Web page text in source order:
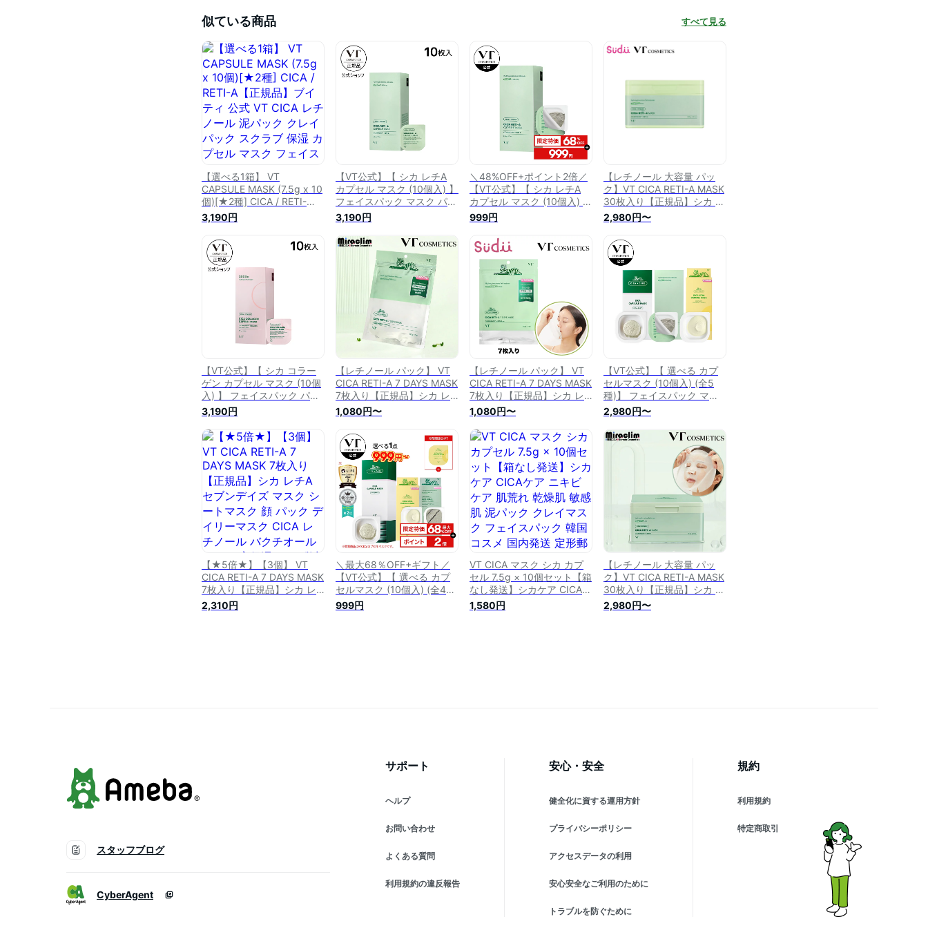
似ている商品 すべて見る
【選べる1箱】 VT
CAPSULE MASK (7.5g x 10
個)[★2種] CICA / RETI-
A【正規品】ブイティ 公式
VT CICA レチノール 泥パッ
ク クレイパック スクラブ
保湿 カプセル マスク フェ
イスパック マスク パックマ
スク 保湿 弾力 敏感肌 乾燥
肌 毛穴ケア 角質ケア
3,190円
【VT公式】【 シカ レチA
カプセル マスク (10個入) 】
フェイスパック マスク パッ
ク クリームマスク 泥パック
クレイパック スクラブ
CICA レチノール 保湿 弾力
もっちり 敏感肌 乾燥肌 毛
穴ケア 角質ケア 老廃物 黒
ずみ スキンケア エイジング
ケア 韓国 コスメ 肌
3,190円
＼48%OFF+ポイント2倍／
【VT公式】【 シカ レチA
カプセル マスク (10個入) 】
フェイスパック パック クリ
ームマスク 泥パック クレイ
パック スクラブ CICA レチ
ノール 保湿 皮脂 敏感肌 乾
燥肌 毛穴ケア 角質 老廃物
黒ずみ スキンケア エイジン
グケア 韓国 コスメ 肌_SS
999円
【レチノール 大容量 パッ
ク】VT CICA RETI-A MASK
30枚入り【正規品】シカ レ
チノール バクチオール レチ
A美容液 セラム CICA ツボ
クサ べたつかない 保湿 弾
力 皮脂 毛穴 エイジングケ
ア 高保湿 集中ケア レチパ
ック フェイスパック 顔パッ
ク レチAマスク
2,980円〜
【VT公式】【 シカ コラー
ゲン カプセル マスク (10個
入) 】 フェイスパック パッ
ク クリームマスク スクラブ
泥パック クレイパック
CICA 栄養 保湿 弾力 美容成
分 しっとり もちもち 潤い
敏感肌 乾燥肌 毛穴ケア 角
質ケア スキンケア 韓国 コ
スメ 化粧品 肌
3,190円
【レチノール パック】 VT
CICA RETI-A 7 DAYS MASK
7枚入り【正規品】シカ レ
チA セブンデイズ マスク シ
ートマスク 顔 パック デイ
リーマスク CICA レチノー
ル バクチオール パック 高
保湿 ハリ 弾力 エイジング
ケア レチノール 化粧品 シ
カマスク
1,080円〜
【レチノール パック】 VT
CICA RETI-A 7 DAYS MASK
7枚入り【正規品】シカ レ
チA セブンデイズ マスク シ
ートマスク 顔 パック デイ
リーマスク CICA レチノー
ル バクチオール パック 高
保湿 ハリ 弾力 エイジング
ケア レチノール 化粧品 シ
カマスク
1,080円〜
【VT公式】【 選べる カプ
セルマスク (10個入) (全5
種)】 フェイスパック マス
ク パック 泥パック クレイ
パック CICA シカ スーパー
ヒアルロン ビタミン レチノ
ール コラーゲン 保湿 しっ
とり 敏感肌 乾燥肌 毛穴ケ
ア 角質ケア トラブル肌 韓
国 コスメ スキンケア 顔 肌
2,980円〜
【★5倍★】【3個】 VT
CICA RETI-A 7 DAYS MASK
7枚入り【正規品】シカ レ
チA セブンデイズ マスク シ
ートマスク 顔 パック デイ
2,310円
＼最大68％OFF+ギフト／
【VT公式】【 選べる カプ
セルマスク (10個入) (全4
種)】 フェイスパック マス
ク パック 泥パック クレイ
999円
VT CICA マスク シカ カプ
セル 7.5g × 10個セット【箱
なし発送】シカケア CICAケ
ア ニキビケア 肌荒れ 乾燥
肌 敏感肌 泥パック クレイ
1,580円
【レチノール 大容量 パッ
ク】VT CICA RETI-A MASK
30枚入り【正規品】シカ レ
チノール バクチオール レチ
A 美容液 セラム CICA ツボ
2,980円〜
スタッフブログ
CyberAgent
サポート
ヘルプ
お問い合わせ
よくある質問
利用規約の違反報告
安心・安全
健全化に資する運用方針
プライバシーポリシー
アクセスデータの利用
安心安全なご利用のために
トラブルを防ぐために
規約
利用規約
特定商取引